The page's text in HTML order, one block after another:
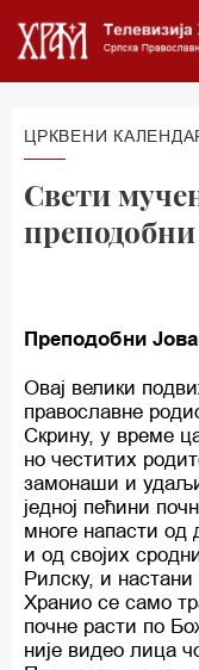
ЦРКВЕНИ
Свети
Преподобни
Овај велики
православне
Скрину, у време
но честитих
замонаши и
једној пећини
многе напасти од
и од својих
Рилску, и
Хранио се само
почне расти по
није видео лица